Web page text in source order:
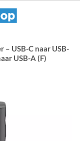
– USB-C naar USB-
USB-A (F)